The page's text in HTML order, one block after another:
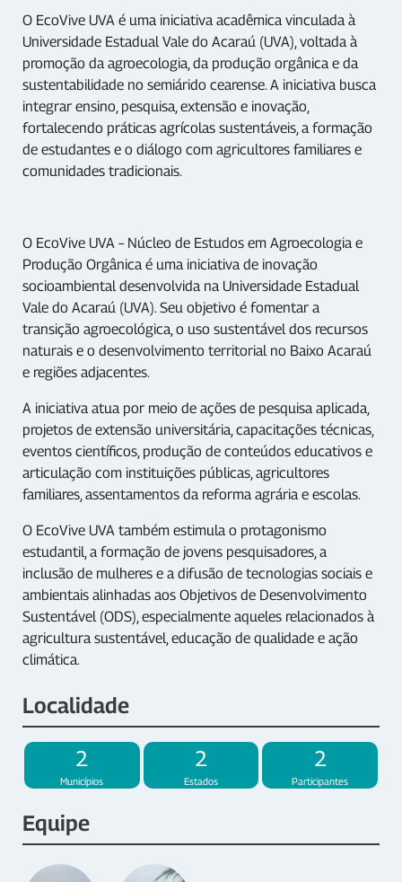
O EcoVive UVA é uma iniciativa acadêmica vinculada à
Universidade Estadual Vale do Acaraú (UVA), voltada à
promoção da agroecologia, da produção orgânica e da
sustentabilidade no semiárido cearense. A iniciativa busca
integrar ensino, pesquisa, extensão e inovação,
fortalecendo práticas agrícolas sustentáveis, a formação
de estudantes e o diálogo com agricultores familiares e
comunidades tradicionais.
O EcoVive UVA – Núcleo de Estudos em Agroecologia e
Produção Orgânica é uma iniciativa de inovação
socioambiental desenvolvida na Universidade Estadual
Vale do Acaraú (UVA). Seu objetivo é fomentar a
transição agroecológica, o uso sustentável dos recursos
naturais e o desenvolvimento territorial no Baixo Acaraú
e regiões adjacentes.
A iniciativa atua por meio de ações de pesquisa aplicada,
projetos de extensão universitária, capacitações técnicas,
eventos científicos, produção de conteúdos educativos e
articulação com instituições públicas, agricultores
familiares, assentamentos da reforma agrária e escolas.
O EcoVive UVA também estimula o protagonismo
estudantil, a formação de jovens pesquisadores, a
inclusão de mulheres e a difusão de tecnologias sociais e
ambientais alinhadas aos Objetivos de Desenvolvimento
Sustentável (ODS), especialmente aqueles relacionados à
agricultura sustentável, educação de qualidade e ação
climática.
Localidade
2
Municípios
2
Estados
2
Participantes
Equipe